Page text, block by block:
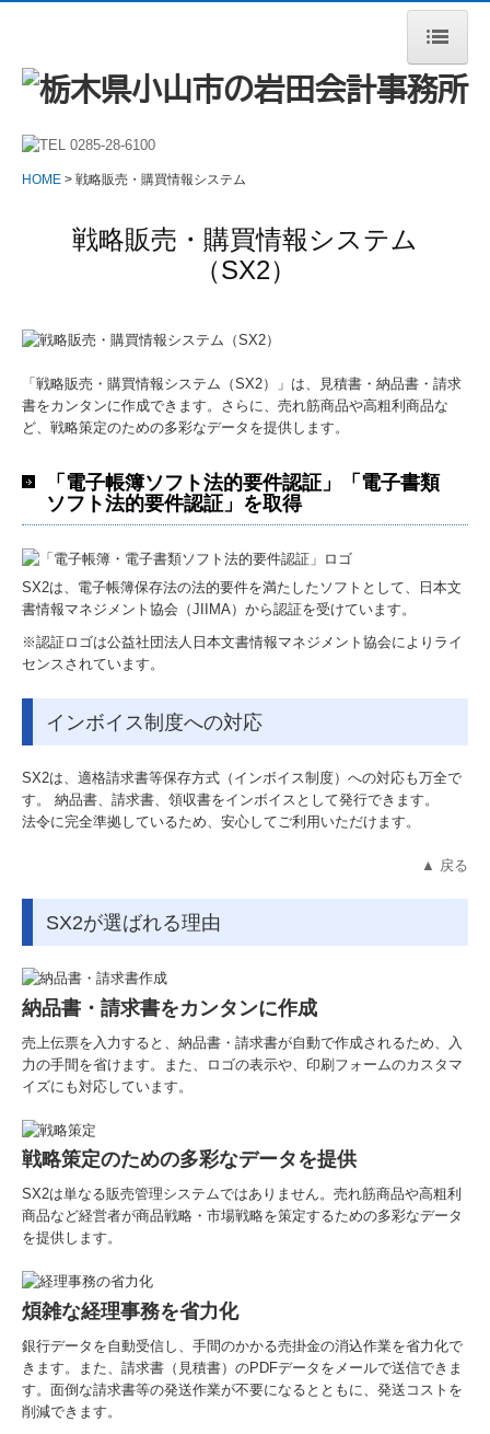
HOME
事務所案内
当事務所の特長
サービス案内
顧問契約のながれ
料金について
よくある質問
採用情報
スタッフインタビュー
キャリアアップ
福利厚生
個人情報保護方針
HOME 戦略販売・購買情報システム
戦略販売・購買情報システム
（SX2）
「戦略販売・購買情報システム（SX2）」は、見積書・納品書・請求
書をカンタンに作成できます。さらに、売れ筋商品や高粗利商品な
ど、戦略策定のための多彩なデータを提供します。
「電子帳簿ソフト法的要件認証」「電子書類
ソフト法的要件認証」を取得
SX2は、電子帳簿保存法の法的要件を満たしたソフトとして、日本文
書情報マネジメント協会（JIIMA）から認証を受けています。
※認証ロゴは公益社団法人日本文書情報マネジメント協会によりライ
センスされています。
インボイス制度への対応
SX2は、適格請求書等保存方式（インボイス制度）への対応も万全で
す。 納品書、請求書、領収書をインボイスとして発行できます。
法令に完全準拠しているため、安心してご利用いただけます。
▲ 戻る
SX2が選ばれる理由
納品書・請求書をカンタンに作成
売上伝票を入力すると、納品書・請求書が自動で作成されるため、入
力の手間を省けます。また、ロゴの表示や、印刷フォームのカスタマ
イズにも対応しています。
戦略策定のための多彩なデータを提供
SX2は単なる販売管理システムではありません。売れ筋商品や高粗利
商品など経営者が商品戦略・市場戦略を策定するための多彩なデータ
を提供します。
煩雑な経理事務を省力化
銀行データを自動受信し、手間のかかる売掛金の消込作業を省力化で
きます。また、請求書（見積書）のPDFデータをメールで送信できま
す。面倒な請求書等の発送作業が不要になるとともに、発送コストを
削減できます。